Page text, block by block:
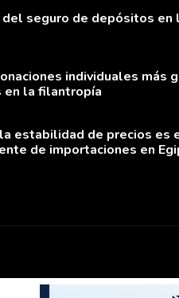
seguro de depósitos en
individuales más
en la filantropía
estabilidad de precios es
de importaciones en